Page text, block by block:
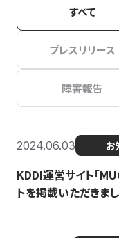
すべて
プレスリリース
障害報告
2024.06.03 お
KDDI運営サイト「
トを掲載いただきま